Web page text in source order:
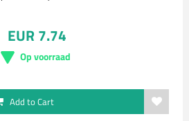
EUR 7.74
Op voorraad
Add to Cart